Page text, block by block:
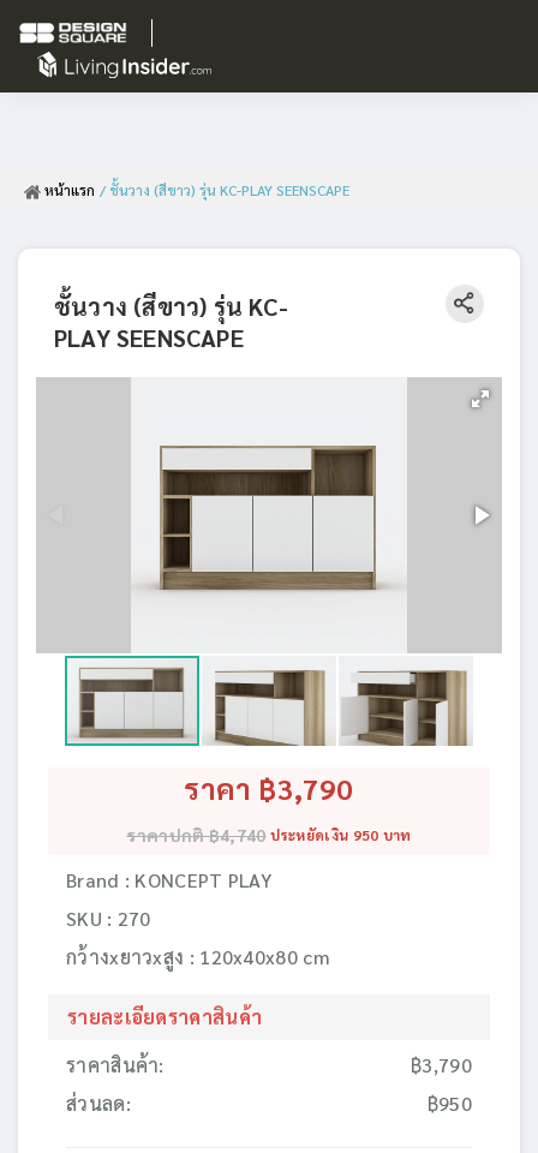
หน้าแรก / ชั้นวาง (สีขาว) รุ่น KC-PLAY SEENSCAPE
ชั้นวาง (สีขาว) รุ่น KC-
PLAY SEENSCAPE
ราคา ฿3,790
ราคาปกติ ฿4,740 ประหยัดเงิน 950 บาท
Brand : KONCEPT PLAY
SKU : 270
กว้างxยาวxสูง : 120x40x80 cm
รายละเอียดราคาสินค้า
ราคาสินค้า:
ส่วนลด:
฿3,790
฿950